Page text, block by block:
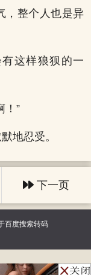
，整个人也是异
这样狼狈的一
！”
地忍受。
下一页
百度搜索转码